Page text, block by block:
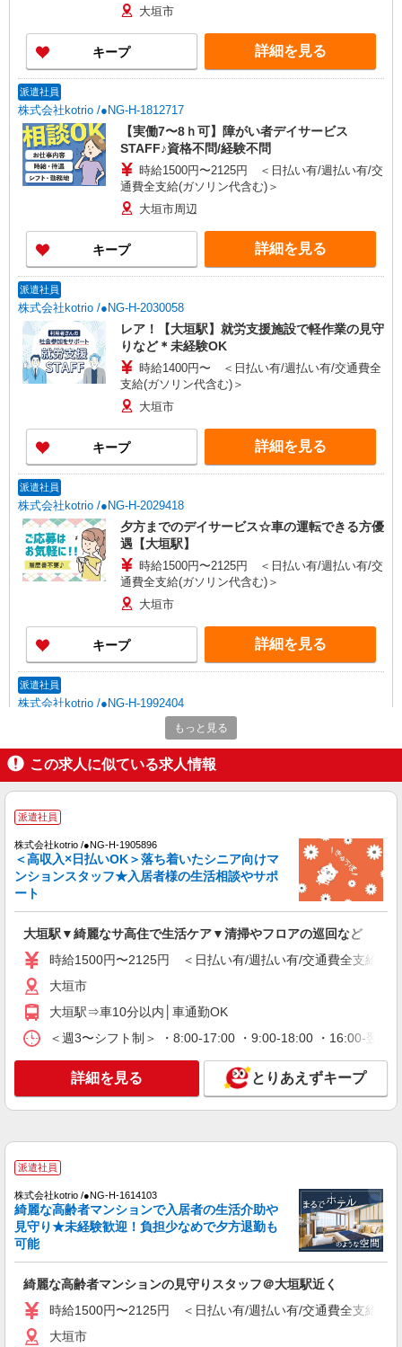
大垣市
キープ 詳細を見る
派遣社員
株式会社kotrio /●NG-H-1812717
【実働7〜8ｈ可】障がい者デイサービス
STAFF♪資格不問/経験不問
時給1500円〜2125円 ＜日払い有/週払い有/交
通費全支給(ガソリン代含む)＞
大垣市周辺
キープ 詳細を見る
派遣社員
株式会社kotrio /●NG-H-2030058
レア！【大垣駅】就労支援施設で軽作業の見守
りなど＊未経験OK
時給1400円〜 ＜日払い有/週払い有/交通費全
支給(ガソリン代含む)＞
大垣市
キープ 詳細を見る
派遣社員
株式会社kotrio /●NG-H-2029418
夕方までのデイサービス☆車の運転できる方優
遇【大垣駅】
時給1500円〜2125円 ＜日払い有/週払い有/交
通費全支給(ガソリン代含む)＞
大垣市
キープ 詳細を見る
派遣社員
株式会社kotrio /●NG-H-1992404
個別ケア重視！高級シニア住宅で巡回やケアな
ど＊大垣駅/日払いOK
時給1500円〜2125円 ＜日払い有/週払い有/交
通費全支給(ガソリン代含む)＞
キープ 詳細を見る
派遣社員
株式会社kotrio /●NG-H-2093139
へ★サ高住スタッフ
時給1500円〜2125円 ＜日払い有/週払い有/交
キープ 詳細を見る
株式会社kotrio /●NG-H-2031159
大垣市
詳細を見る
派遣社員
大垣駅≫高収入！シニア向け高級マンション職
もっと見る
この求人に似ている求人情報
派遣社員
株式会社kotrio /●NG-H-1905896
＜高収入×日払いOK＞落ち着いたシニア向けマ
ンションスタッフ★入居者様の生活相談やサポ
ート
大垣駅▼綺麗なサ高住で生活ケア▼清掃やフロアの巡回など
時給1500円〜2125円 ＜日払い有/週払い有/交通費全支給(ガ
大垣市
大垣駅⇒車10分以内│車通勤OK
＜週3〜シフト制＞ ・8:00-17:00 ・9:00-18:00 ・16:00-
詳細を見る とりあえずキープ
派遣社員
株式会社kotrio /●NG-H-1614103
綺麗な高齢者マンションで入居者の生活介助や
見守り★未経験歓迎！負担少なめで夕方退勤も
可能
綺麗な高齢者マンションの見守りスタッフ＠大垣駅近く
時給1500円〜2125円 ＜日払い有/週払い有/交通費全支給(ガ
大垣市